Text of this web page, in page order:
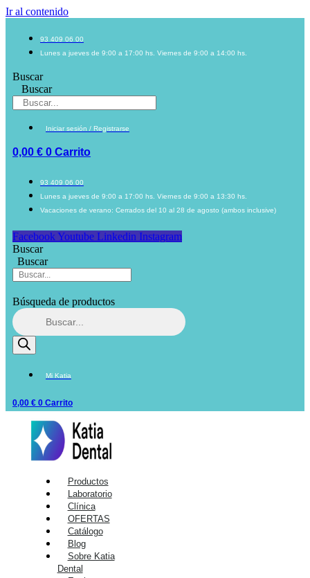
Ir al contenido
93 409 06 00
Lunes a jueves de 9:00 a 17:00 hs. Viernes de 9:00 a 14:00 hs.
Buscar
Buscar
Iniciar sesión / Registrarse
0,00 € 0 Carrito
93 409 06 00
Lunes a jueves de 9:00 a 17:00 hs. Viernes de 9:00 a 13:30 hs.
Vacaciones de verano: Cerrados del 10 al 28 de agosto (ambos inclusive)
Facebook Youtube Linkedin Instagram
Buscar
Buscar
Búsqueda de productos
Mi Katia
0,00 € 0 Carrito
Productos
Laboratorio
Clínica
OFERTAS
Catálogo
Blog
Sobre Katia
Dental